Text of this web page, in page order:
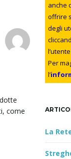
come
w
o
d
anche
offrire
degli
l’utente
Per
l’
La